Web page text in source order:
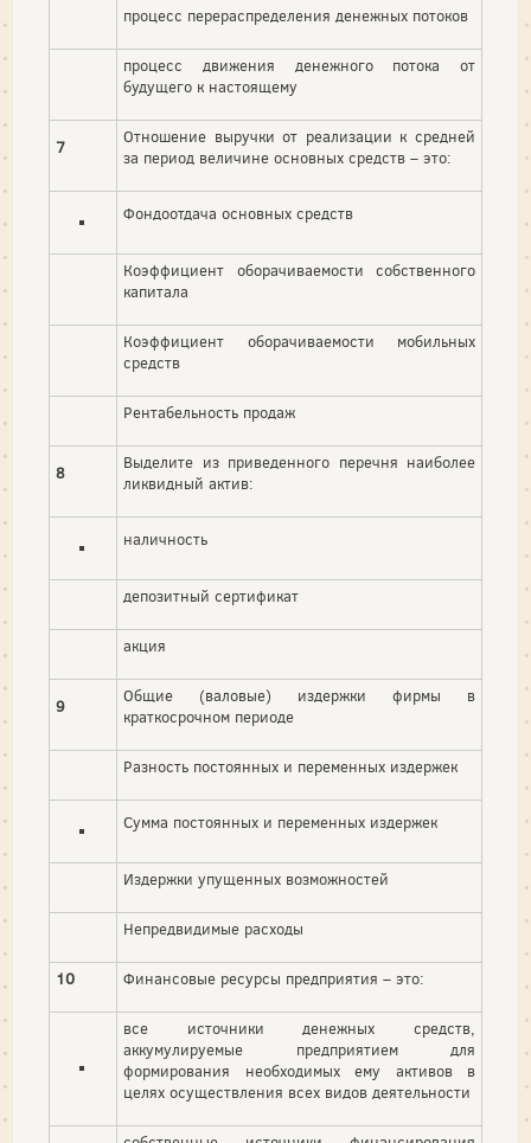
процесс перераспределения денежных потоков
процесс движения денежного потока от
будущего к настоящему
7
Отношение выручки от реализации к средней
за период величине основных средств – это:
Фондоотдача основных средств
Коэффициент оборачиваемости собственного
капитала
Коэффициент оборачиваемости мобильных
средств
Рентабельность продаж
8
Выделите из приведенного перечня наиболее
ликвидный актив:
наличность
депозитный сертификат
акция
9
Общие (валовые) издержки фирмы в
краткосрочном периоде
Разность постоянных и переменных издержек
Сумма постоянных и переменных издержек
Издержки упущенных возможностей
Непредвидимые расходы
10 Финансовые ресурсы предприятия – это:
все источники денежных средств,
аккумулируемые предприятием для
формирования необходимых ему активов в
целях осуществления всех видов деятельности